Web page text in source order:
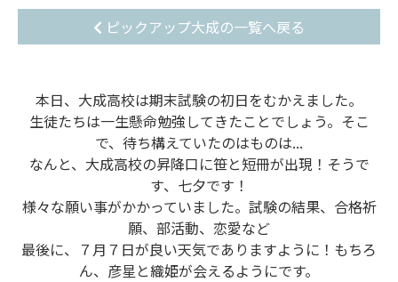
ピックアップ大成の一覧へ戻る
本日、大成高校は期末試験の初日をむかえました。
生徒たちは一生懸命勉強してきたことでしょう。そこ
で、待ち構えていたのはものは...
なんと、大成高校の昇降口に笹と短冊が出現！そうで
す、七夕です！
様々な願い事がかかっていました。試験の結果、合格祈
願、部活動、恋愛など
最後に、７月７日が良い天気でありますように！もちろ
ん、彦星と織姫が会えるようにです。